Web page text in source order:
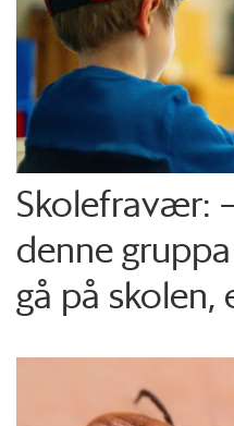
Skolefravær:
denne
gå på skolen,